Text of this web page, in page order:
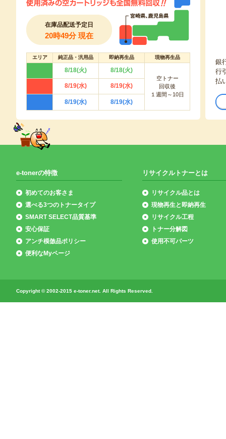
在庫品配送予定日
20時49分 現在
エリア 純正品・汎用品 即納再生品 現物再生品
8/18(火) 8/18(火)
空トナー
回収後
１週間～10日
8/19(水) 8/19(水)
8/19(水) 8/19(水)
銀
行
払
e-tonerの特徴
初めてのお客さま
選べる3つのトナータイプ
SMART SELECT品質基準
安心保証
アンチ模倣品ポリシー
便利なMyページ
リサイクルトナーとは
リサイクル品とは
現物再生と即納再生
リサイクル工程
トナー分解図
使用不可パーツ
Copyright © 2002-2015 e-toner.net. All Rights Reserved.